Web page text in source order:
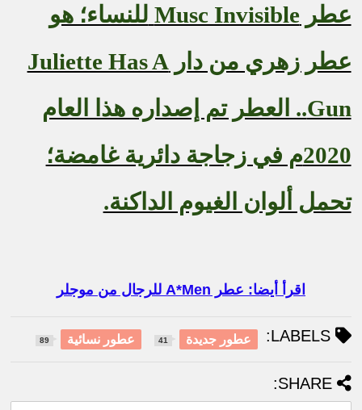
عطرMusc Invisible للنساء؛ هو
عطر زهري من دار Juliette Has A
Gun.. العطر تم إصداره هذا العام
2020م في زجاجة دائرية غامضة؛
تحمل ألوان الغيوم الداكنة.
اقرأ أيضا: عطر A*Men للرجال من موجلر
LABELS: عطور جديدة 41 عطور نسائية 89
SHARE: